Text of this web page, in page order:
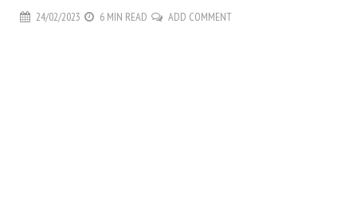
24/02/2023 6 MIN READ ADD COMMENT